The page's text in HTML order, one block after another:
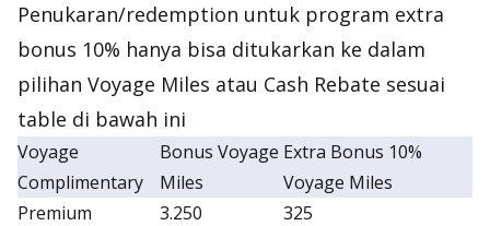
Penukaran/redemption untuk program extra
bonus 10% hanya bisa ditukarkan ke dalam
pilihan Voyage Miles atau Cash Rebate sesuai
table di bawah ini
Voyage
Complimentary
Bonus Voyage
Miles
Extra Bonus 10%
Voyage Miles
Premium
3.250
325